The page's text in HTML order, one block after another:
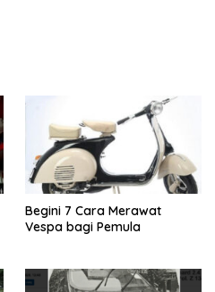
Begini 7 Cara Merawat
Vespa bagi Pemula